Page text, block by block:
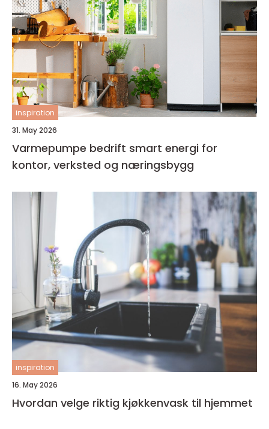
inspiration
31. May 2026
Varmepumpe bedrift smart energi for
kontor, verksted og næringsbygg
inspiration
16. May 2026
Hvordan velge riktig kjøkkenvask til hjemmet